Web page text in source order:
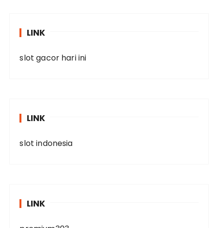
LINK
slot gacor hari ini
LINK
slot indonesia
LINK